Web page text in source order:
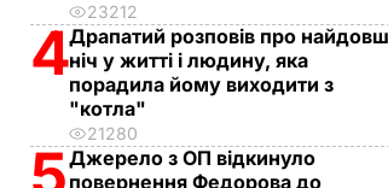
23212
4Драпатий розповів про
ніч у житті і людину, яка
порадила йому виходити з
"котла"
21280
Джерело з ОП відкинуло
повернення Федорова до